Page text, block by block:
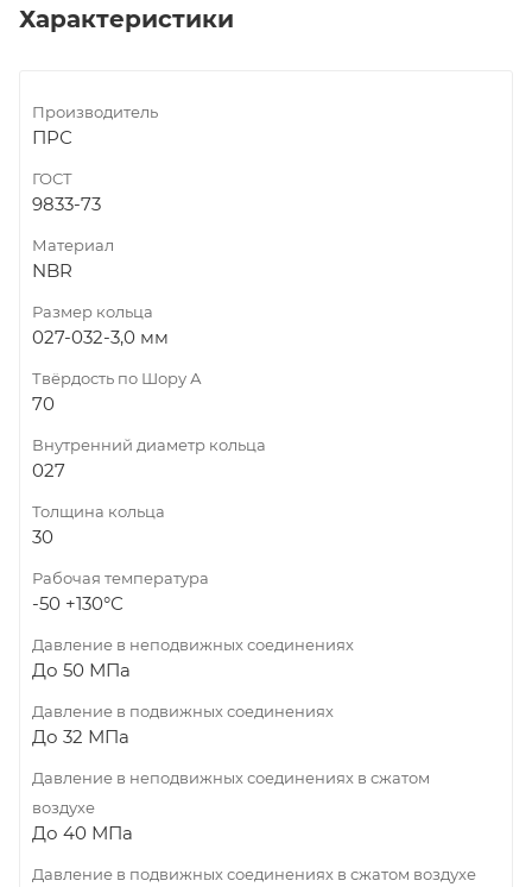
Характеристики
Производитель
ПРС
ГОСТ
9833-73
Материал
NBR
Размер кольца
027-032-3,0 мм
Твёрдость по Шору А
70
Внутренний диаметр кольца
027
Толщина кольца
30
Рабочая температура
-50 +130°С
Давление в неподвижных соединениях
До 50 МПа
Давление в подвижных соединениях
До 32 МПа
Давление в неподвижных соединениях в сжатом
воздухе
До 40 МПа
Давление в подвижных соединениях в сжатом воздухе